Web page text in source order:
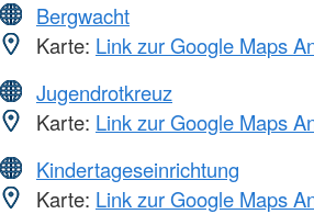
Bergwacht
Karte: Link zur Google Maps
Jugendrotkreuz
Karte: Link zur Google Maps
Kindertageseinrichtung
Karte: Link zur Google Maps